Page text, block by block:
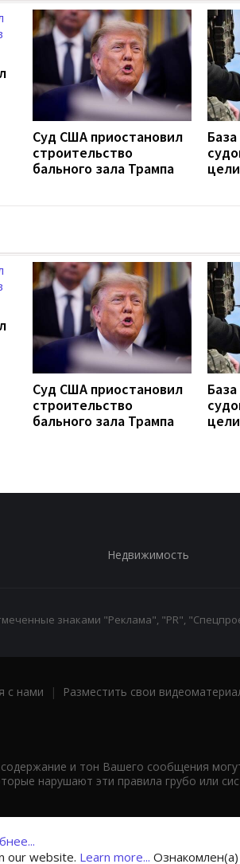
Суд США приостановил
строительство
бального зала Трампа
Суд США приостановил
строительство
бального зала Трампа
Недвижимость
знаками "Реклама", "PR",
с нами | Разместить свои
и тон Вашего сообщения
нарушают эти правила грубо или
our website. Learn more...